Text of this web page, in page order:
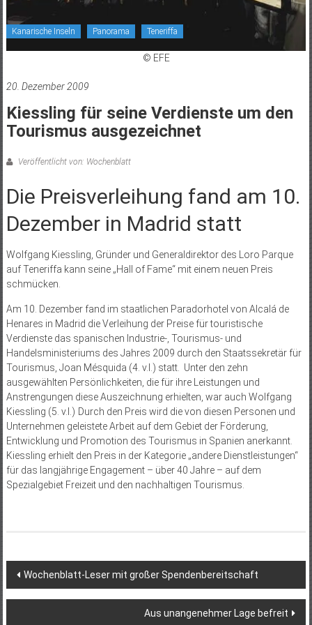
Kanarische Inseln Panorama Teneriffa
© EFE
20. Dezember 2009
Kiessling für seine Verdienste um den
Tourismus ausgezeichnet
Veröffentlicht von: Wochenblatt
Die Preisverleihung fand am 10.
Dezember in Madrid statt
Wolfgang Kiessling, Gründer und Generaldirektor des Loro Parque
auf Teneriffa kann seine „Hall of Fame“ mit einem neuen Preis
schmücken.
Am 10. Dezember fand im staatlichen Paradorhotel von Alcalá de
Henares in Madrid die Verleihung der Preise für touristische
Verdienste das spanischen Industrie-, Tourismus- und
Handelsministeriums des Jahres 2009 durch den Staatssekretär für
Tourismus, Joan Mésquida (4. v.l.) statt. Unter den zehn
ausgewählten Persönlichkeiten, die für ihre Leistungen und
Anstrengungen diese Auszeichnung erhielten, war auch Wolfgang
Kiessling (5. v.l.) Durch den Preis wird die von diesen Personen und
Unternehmen geleistete Arbeit auf dem Gebiet der Förderung,
Entwicklung und Promotion des Tourismus in Spanien anerkannt.
Kiessling erhielt den Preis in der Kategorie „andere Dienstleistungen“
für das langjährige Engagement – über 40 Jahre – auf dem
Spezialgebiet Freizeit und den nachhaltigen Tourismus.
Beitragsnavigation
Wochenblatt-Leser mit großer Spendenbereitschaft
Aus unangenehmer Lage befreit